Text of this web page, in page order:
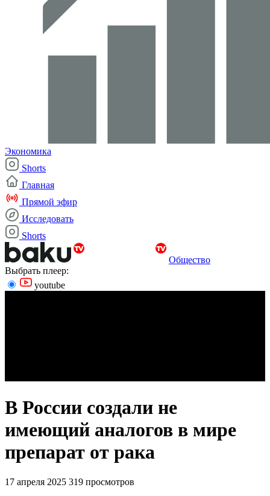
Экономика
Shorts
Главная
Прямой эфир
Исследовать
Shorts
Общество
Выбрать плеер:
youtube
В России создали не
имеющий аналогов в мире
препарат от рака
17 апреля 2025 319 просмотров